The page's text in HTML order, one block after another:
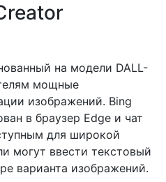
на модели DALL-
мощные
изображений. Bing
в браузер Edge и чат
для широкой
могут ввести текстовый
варианта изображений.